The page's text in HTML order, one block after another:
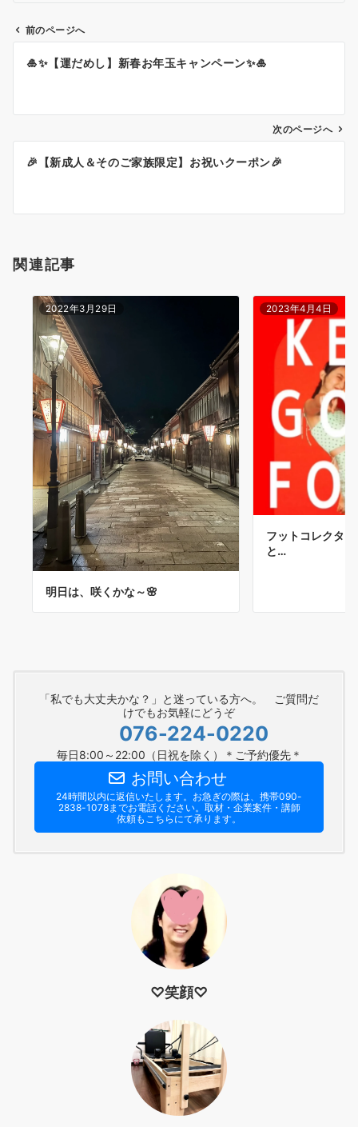
ビ
ン
前のページへ
🎍✨【運だめし】新春お年玉キャンペーン✨🎍
次のページへ
🎉【新成人＆そのご家族限定】お祝いクーポン🎉
関連記事
2022年3月29日
明日は、咲くかな～🌸
2023年4月4日
フットコレクタ
と…
「私でも大丈夫かな？」と迷っている方へ。 ご質問だ
けでもお気軽にどうぞ
076-224-0220
毎日8:00～22:00（日祝を除く）＊ご予約優先＊
お問い合わせ
24時間以内に返信いたします。お急ぎの際は、携帯090-
2838-1078までお電話ください。​取材・企業案件・講師
依頼もこちらにて承ります。
♡笑顔♡